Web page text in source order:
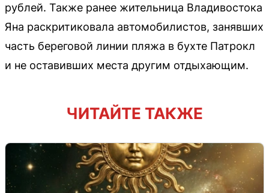
рублей. Также ранее жительница Владивостока
Яна раскритиковала автомобилистов, занявших
часть береговой линии пляжа в бухте Патрокл
и не оставивших места другим отдыхающим.
ЧИТАЙТЕ ТАКЖЕ